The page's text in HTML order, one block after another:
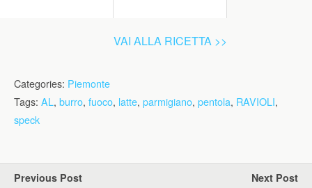
VAI ALLA RICETTA >>
Categories: Piemonte
Tags: AL, burro, fuoco, latte, parmigiano, pentola, RAVIOLI,
speck
Previous Post Next Post